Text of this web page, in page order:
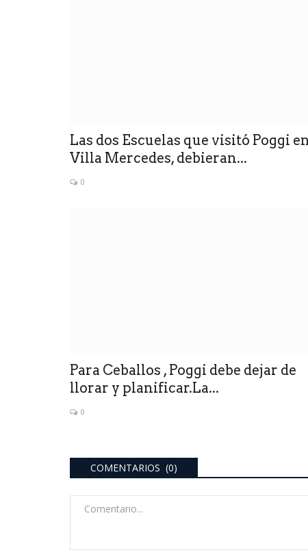
Las dos Escuelas que visitó Poggi
Villa Mercedes, debieran...
0
Para Ceballos , Poggi debe dejar de
llorar y planificar.La...
0
COMENTARIOS (0)